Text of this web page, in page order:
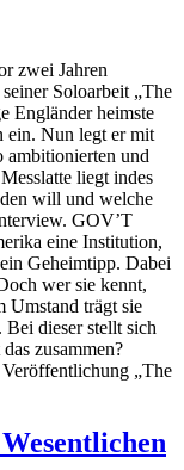
zwei Jahren
Soloarbeit „The
Engländer heimste
ein. Nun legt er mit
ambitionierten und
liegt indes
will und welche
GOV’T
eine Institution,
Geheimtipp. Dabei
wer sie kennt,
Umstand trägt sie
dieser stellt sich
zusammen?
„The